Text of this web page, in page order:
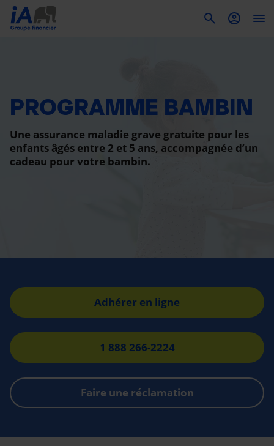
PROGRAMME BAMBIN
Une assurance maladie grave gratuite pour les
enfants âgés entre 2 et 5 ans, accompagnée d’un
cadeau pour votre bambin.
Adhérer en ligne
1 888 266-2224
Faire une réclamation